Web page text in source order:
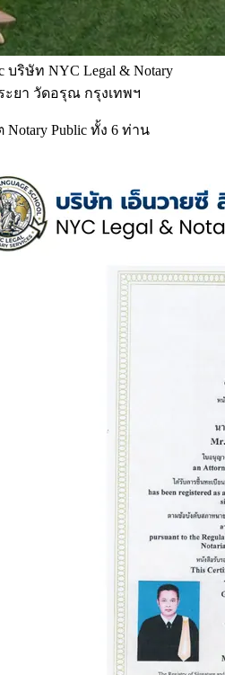
บริษัท NYC Legal & Notary
ะยา วัดอรุณ กรุงเทพฯ
Public ทั้ง 6 ท่าน